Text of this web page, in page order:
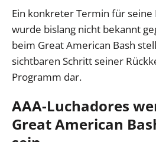
Ein konkreter Termin für seine
wurde bislang nicht bekannt
beim Great American Bash
sichtbaren Schritt seiner
Programm dar.
AAA-Luchadores
Great American